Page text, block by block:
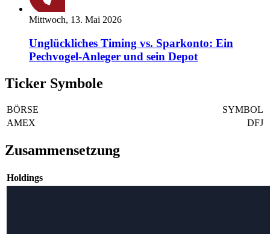
Mittwoch, 13. Mai 2026
Unglückliches Timing vs. Sparkonto: Ein
Pechvogel-Anleger und sein Depot
Ticker Symbole
BÖRSE
SYMBOL
AMEX
DFJ
Zusammensetzung
Holdings